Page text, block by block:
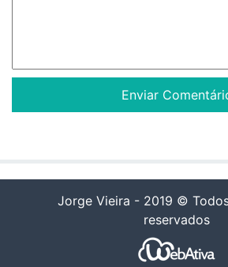
Jorge Vieira - 2019 ©
reservados